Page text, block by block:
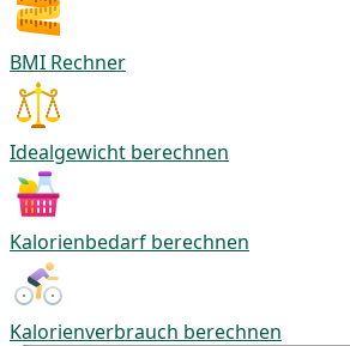
BMI Rechner
Idealgewicht berechnen
Kalorienbedarf berechnen
Kalorienverbrauch berechnen